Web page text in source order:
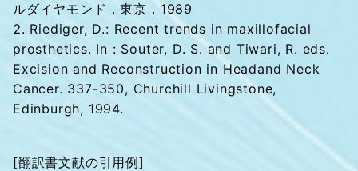
ルダイヤモンド，東京，1989
Riediger, D.: Recent trends in maxillofacial
prosthetics. In : Souter, D. S. and Tiwari, R. eds.
Excision and Reconstruction in Headand Neck
Cancer. 337-350, Churchill Livingstone,
Edinburgh, 1994.
[翻訳書文献の引用例]